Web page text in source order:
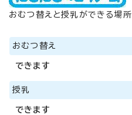
おむつ替えと授乳ができる場所
おむつ替え
できます
授乳
できます